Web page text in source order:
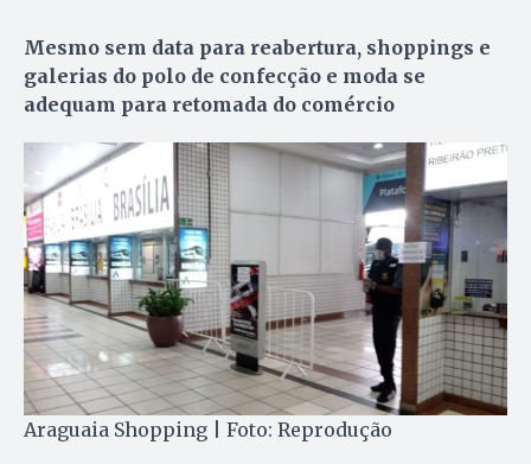
Mesmo sem data para reabertura, shoppings e
galerias do polo de confecção e moda se
adequam para retomada do comércio
Araguaia Shopping | Foto: Reprodução